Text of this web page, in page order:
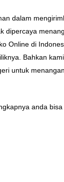
dalam
dipercaya
Online di
Bahkan
untuk
anda bisa